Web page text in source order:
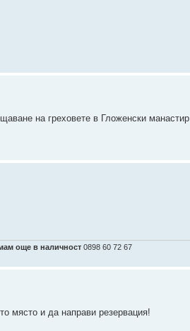
на греховете в Гложенски манастир
още в наличност 0898 60 72 67
място и да направи резервация!